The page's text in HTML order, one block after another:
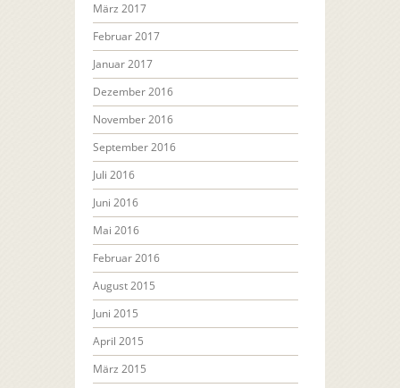
März 2017
Februar 2017
Januar 2017
Dezember 2016
November 2016
September 2016
Juli 2016
Juni 2016
Mai 2016
Februar 2016
August 2015
Juni 2015
April 2015
März 2015